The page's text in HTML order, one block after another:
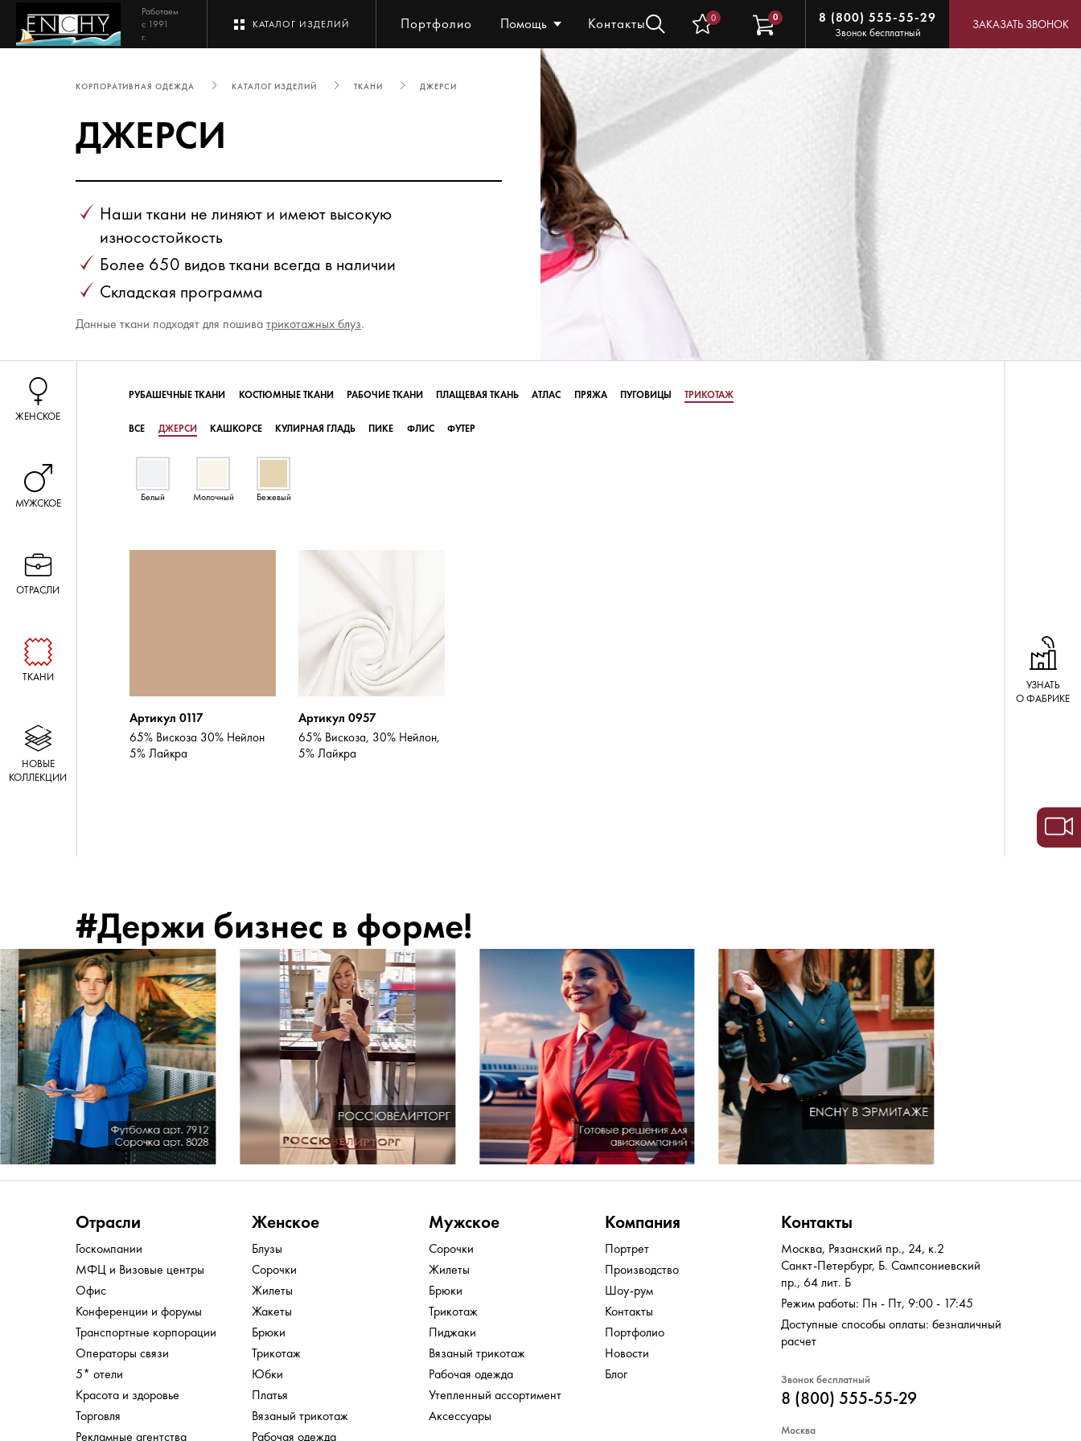
Работаем
с 1991
г.
КАТАЛОГ ИЗДЕЛИЙ Портфолио Помощь Контакты 0 0 8 (800) 555-55-29
Звонок бесплатный
ЗАКАЗАТЬ ЗВОНОК
КОРПОРАТИВНАЯ ОДЕЖДА КАТАЛОГ ИЗДЕЛИЙ ТКАНИ ДЖЕРСИ
ДЖЕРСИ
Наши ткани не линяют и имеют высокую
износостойкость
Более 650 видов ткани всегда в наличии
Складская программа
Данные ткани подходят для пошиватрикотажных блуз.
ЖЕНСКОЕ
МУЖСКОЕ
ОТРАСЛИ
ТКАНИ
НОВЫЕ
КОЛЛЕКЦИИ
РУБАШЕЧНЫЕ ТКАНИ КОСТЮМНЫЕ ТКАНИ РАБОЧИЕ ТКАНИ ПЛАЩЕВАЯ ТКАНЬ АТЛАС ПРЯЖА ПУГОВИЦЫ ТРИКОТАЖ
ВСЕ ДЖЕРСИ КАШКОРСЕ КУЛИРНАЯ ГЛАДЬ ПИКЕ ФЛИС ФУТЕР
Белый Молочный Бежевый
Артикул 0117
65% Вискоза 30% Нейлон
5% Лайкра
Артикул 0957
65% Вискоза, 30% Нейлон,
5% Лайкра
УЗНАТЬ
О ФАБРИКЕ
#Держи бизнес в форме!
Отрасли
Госкомпании
МФЦ и Визовые центры
Офис
Конференции и форумы
Транспортные корпорации
Операторы связи
5* отели
Красота и здоровье
Торговля
Рекламные агентства
Женское
Блузы
Сорочки
Жилеты
Жакеты
Брюки
Трикотаж
Юбки
Платья
Вязаный трикотаж
Рабочая одежда
Мужское
Сорочки
Жилеты
Брюки
Трикотаж
Пиджаки
Вязаный трикотаж
Рабочая одежда
Утепленный ассортимент
Аксессуары
Компания
Портрет
Производство
Шоу-рум
Контакты
Портфолио
Новости
Блог
Контакты
Москва, Рязанский пр., 24, к.2
Санкт-Петербург, Б. Сампсониевский
пр., 64 лит. Б
Режим работы: Пн - Пт, 9:00 - 17:45
Доступные способы оплаты: безналичный
расчет
Звонок бесплатный
8 (800) 555-55-29
Москва